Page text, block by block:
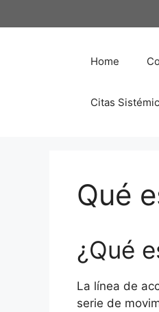
al
Home
Citas
Qué
¿Qué
La línea de
serie de